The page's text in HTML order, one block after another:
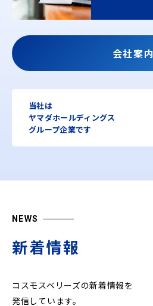
会社案内
当社は
ヤマダホールディングス
グループ企業です
NEWS
新着情報
コスモスベリーズの新着情報を
発信しています。